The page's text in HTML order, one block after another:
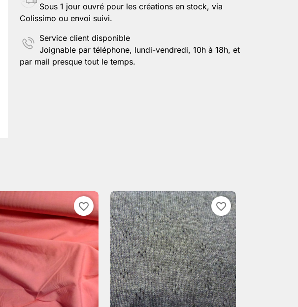
Sous 1 jour ouvré pour les créations en stock, via
Colissimo ou envoi suivi.
Service client disponible
Joignable par téléphone, lundi-vendredi, 10h à 18h, et
par mail presque tout le temps.
favorite_border favorite_border